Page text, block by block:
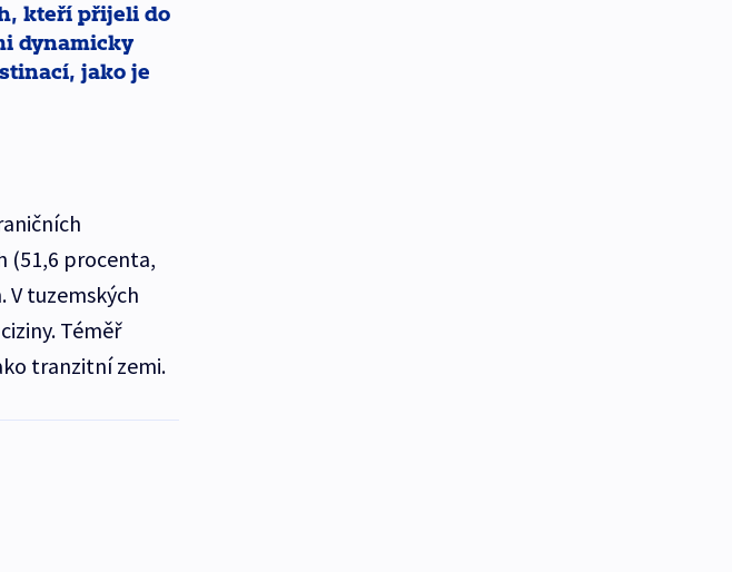
kteří přijeli do
dynamicky
jako je
(51,6 procenta,
V tuzemských
Téměř
tranzitní zemi.